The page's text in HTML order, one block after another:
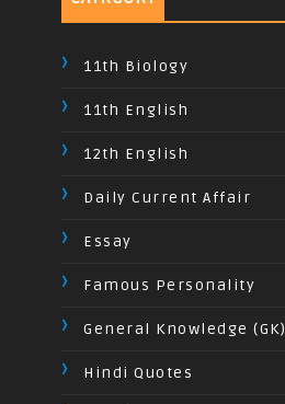
11th Biology
11th English
12th English
Daily Current Affair
Essay
Famous Personality
General Knowledge (GK)
Hindi Quotes